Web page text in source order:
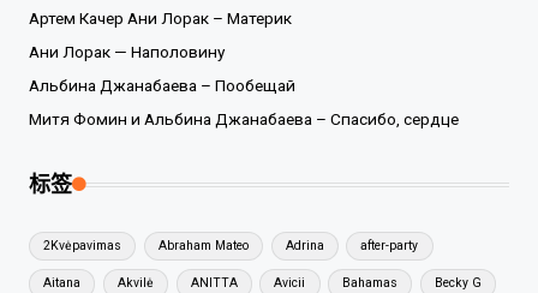
Артем Качер Ани Лорак – Материк
Ани Лорак — Наполовину
Альбина Джанабаева – Пообещай
Митя Фомин и Альбина Джанабаева – Спасибо, сердце
标签
2Kvėpavimas Abraham Mateo Adrina after-party
Aitana Akvilė ANITTA Avicii Bahamas Becky G